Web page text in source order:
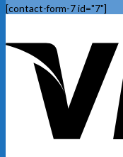
[contact-form-7 id="7"]